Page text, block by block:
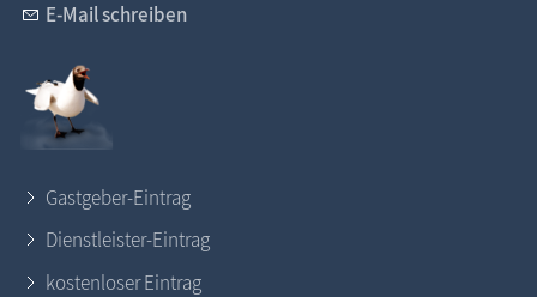
E-Mail schreiben
Gastgeber-Eintrag
Dienstleister-Eintrag
kostenloser Eintrag